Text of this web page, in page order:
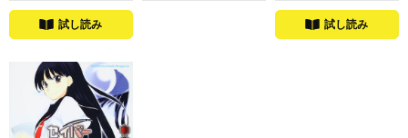
試し読み 試し読み